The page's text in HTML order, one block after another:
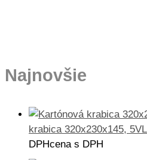
Najnovšie
krabica 320x230x145, 5VL
DPHcena s DPH